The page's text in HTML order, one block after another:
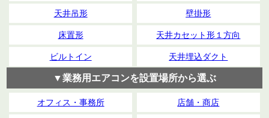
天井吊形 壁掛形
床置形 天井カセット形１方向
ビルトイン 天井埋込ダクト
▼業務用エアコンを設置場所から選ぶ
オフィス・事務所 店舗・商店